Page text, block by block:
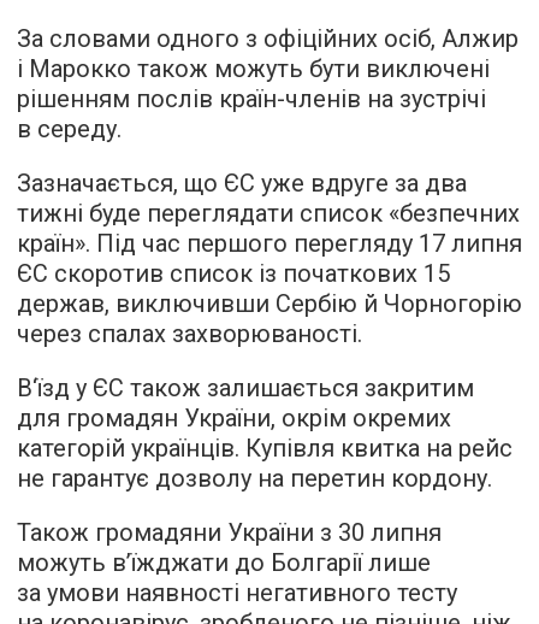
За словами одного з офіційних осіб, Алжир
і Марокко також можуть бути виключені
рішенням послів країн-членів на зустрічі
в середу.
Зазначається, що ЄС уже вдруге за два
тижні буде переглядати список «безпечних
країн». Під час першого перегляду 17 липня
ЄС скоротив список із початкових 15
держав, виключивши Сербію й Чорногорію
через спалах захворюваності.
В‘їзд у ЄС також залишається закритим
для громадян України, окрім окремих
категорій українців. Купівля квитка на рейс
не гарантує дозволу на перетин кордону.
Також громадяни України з 30 липня
можуть в’їжджати до Болгарії лише
за умови наявності негативного тесту